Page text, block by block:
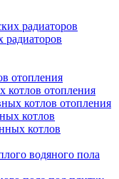
радиаторов
отопления
котлов отопления
котлов отопления
котлов
котлов
водяного пола